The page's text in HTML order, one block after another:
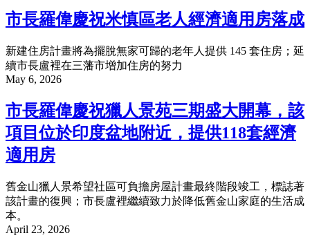
市長羅偉慶祝米慎區老人經濟適用房落成
新建住房計畫將為擺脫無家可歸的老年人提供 145 套住房；延
續市長盧裡在三藩市增加住房的努力
May 6, 2026
市長羅偉慶祝獵人景苑三期盛大開幕，該
項目位於印度盆地附近，提供118套經濟
適用房
舊金山獵人景希望社區可負擔房屋計畫最終階段竣工，標誌著
該計畫的復興；市長盧裡繼續致力於降低舊金山家庭的生活成
本。
April 23, 2026